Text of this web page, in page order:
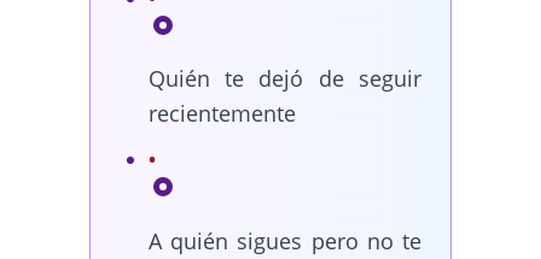
Quién te dejó de seguir
recientemente
A quién sigues pero no te